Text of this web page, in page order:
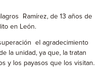
Ramírez, de 13 años de
en León.
el agradecimiento
la unidad, ya que, la tratan
y los payasos que los visitan.